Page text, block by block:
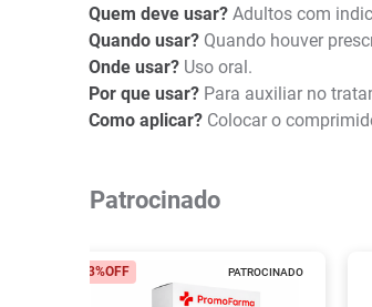
Quem deve usar? Adultos com
Quando usar? Quando houver
Onde usar? Uso oral.
Por que usar? Para auxiliar no
Como aplicar? Colocar o
Patrocinado
PATROCINADO
23%OFF